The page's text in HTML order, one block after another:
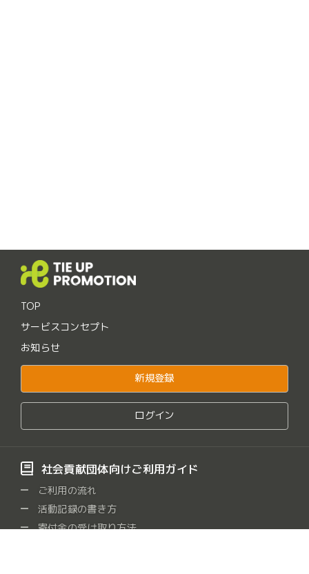
TOP
サービスコンセプト
お知らせ
新規登録
ログイン
社会貢献団体向けご利用ガイド
ご利用の流れ
活動記録の書き方
寄付金の受け取り方法